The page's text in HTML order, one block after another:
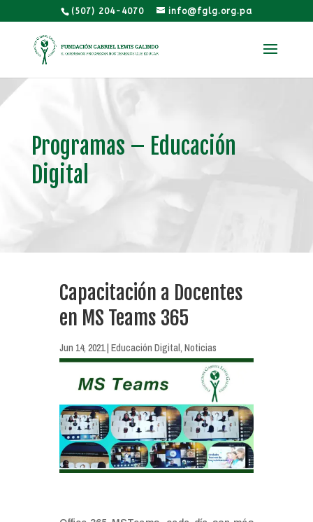
(507) 204-4070 info@fglg.org.pa
Programas – Educación
Digital
Capacitación a Docentes
en MS Teams 365
Jun 14, 2021| Educación Digital, Noticias